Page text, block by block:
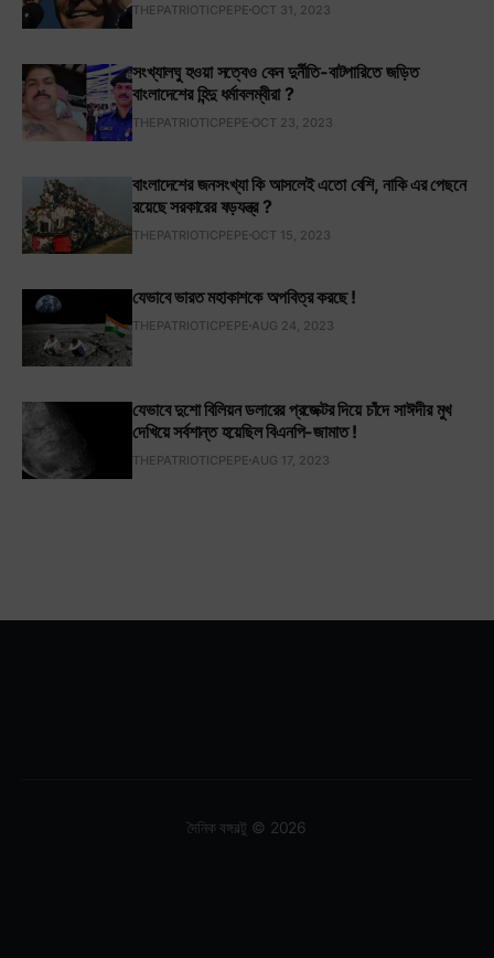
THEPATRIOTICPEPE OCT 31, 2023
সংখ্যালঘু হওয়া সত্বেও কেন দুর্নীতি-বাটপারিতে জড়িত
বাংলাদেশের হিন্দু ধর্মাবলম্বীরা ?
THEPATRIOTICPEPE OCT 23, 2023
বাংলাদেশের জনসংখ্যা কি আসলেই এতো বেশি, নাকি এর পেছনে
রয়েছে সরকারের ষড়যন্ত্র ?
THEPATRIOTICPEPE OCT 15, 2023
যেভাবে ভারত মহাকাশকে অপবিত্র করছে !
THEPATRIOTICPEPE AUG 24, 2023
যেভাবে দুশো বিলিয়ন ডলারের প্রজেক্টর দিয়ে চাঁদে সাঈদীর মুখ
দেখিয়ে সর্বশান্ত হয়েছিল বিএনপি-জামাত !
THEPATRIOTICPEPE AUG 17, 2023
দৈনিক বঙ্গবল্টু © 2026